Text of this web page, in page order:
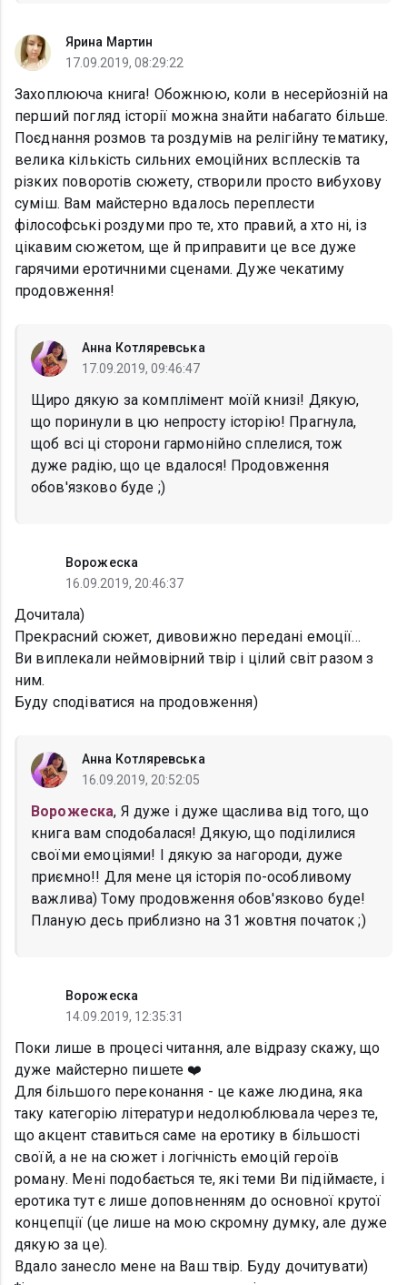
Ярина Мартин
17.09.2019, 08:29:22
Захоплююча книга! Обожнюю, коли в несерйозній на
перший погляд історії можна знайти набагато більше.
Поєднання розмов та роздумів на релігійну тематику,
велика кількість сильних емоційних всплесків та
різких поворотів сюжету, створили просто вибухову
суміш. Вам майстерно вдалось переплести
філософські роздуми про те, хто правий, а хто ні, із
цікавим сюжетом, ще й приправити це все дуже
гарячими еротичними сценами. Дуже чекатиму
продовження!
Анна Котляревська
17.09.2019, 09:46:47
Щиро дякую за комплімент моїй книзі! Дякую,
що поринули в цю непросту історію! Прагнула,
щоб всі ці сторони гармонійно сплелися, тож
дуже радію, що це вдалося! Продовження
обов'язково буде ;)
Ворожеска
16.09.2019, 20:46:37
Дочитала)
Прекрасний сюжет, дивовижно передані емоції...
Ви виплекали неймовірний твір і цілий світ разом з
ним.
Буду сподіватися на продовження)
Анна Котляревська
16.09.2019, 20:52:05
Ворожеска, Я дуже і дуже щаслива від того, що
книга вам сподобалася! Дякую, що поділилися
своїми емоціями! І дякую за нагороди, дуже
приємно!! Для мене ця історія по-особливому
важлива) Тому продовження обов'язково буде!
Планую десь приблизно на 31 жовтня початок ;)
Ворожеска
14.09.2019, 12:35:31
Поки лише в процесі читання, але відразу скажу, що
дуже майстерно пишете ❤️
Для більшого переконання - це каже людина, яка
таку категорію літератури недолюблювала через те,
що акцент ставиться саме на еротику в більшості
своїй, а не на сюжет і логічність емоцій героїв
роману. Мені подобається те, які теми Ви підіймаєте, і
еротика тут є лише доповненням до основної крутої
концепції (це лише на мою скромну думку, але дуже
дякую за це).
Вдало занесло мене на Ваш твір. Буду дочитувати)